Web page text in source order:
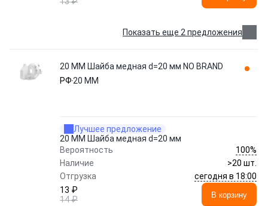
Показать еще 2 предложения
20 ММ Шайба медная d=20 мм NO BRAND
РФ 20 ММ
Лучшее предложение
20 ММ Шайба медная d=20 мм
Вероятность
100%
Наличие
>20 шт.
Отгрузка
сегодня в 18:00
13 ₽
14 ₽
В корзину